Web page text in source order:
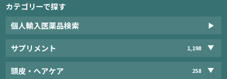
カテゴリーで探す
個人輸入医薬品検索
サプリメント 1,198
頭皮・ヘアケア 258